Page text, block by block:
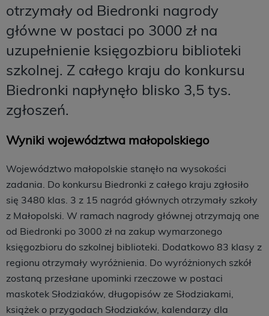
otrzymały od Biedronki nagrody
główne w postaci po 3000 zł na
uzupełnienie księgozbioru biblioteki
szkolnej. Z całego kraju do konkursu
Biedronki napłynęło blisko 3,5 tys.
zgłoszeń.
Wyniki województwa małopolskiego
Województwo małopolskie stanęło na wysokości
zadania. Do konkursu Biedronki z całego kraju zgłosiło
się 3480 klas. 3 z 15 nagród głównych otrzymały szkoły
z Małopolski. W ramach nagrody głównej otrzymają one
od Biedronki po 3000 zł na zakup wymarzonego
księgozbioru do szkolnej biblioteki. Dodatkowo 83 klasy z
regionu otrzymały wyróżnienia. Do wyróżnionych szkół
zostaną przesłane upominki rzeczowe w postaci
maskotek Słodziaków, długopisów ze Słodziakami,
książek o przygodach Słodziaków, kalendarzy dla